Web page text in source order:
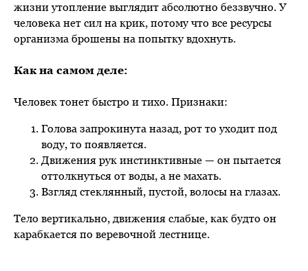
жизни утопление выглядит абсолютно беззвучно. У
человека нет сил на крик, потому что все ресурсы
организма брошены на попытку вдохнуть.
Как на самом деле:
Человек тонет быстро и тихо. Признаки:
Голова запрокинута назад, рот то уходит под
воду, то появляется.
Движения рук инстинктивные — он пытается
оттолкнуться от воды, а не махать.
Взгляд стеклянный, пустой, волосы на глазах.
Тело вертикально, движения слабые, как будто он
карабкается по веревочной лестнице.